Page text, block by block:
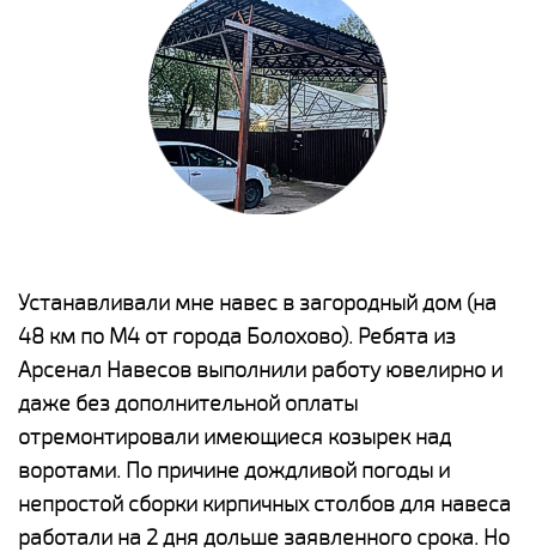
Устанавливали мне навес в загородный дом (на
48 км по М4 от города Болохово). Ребята из
Арсенал Навесов выполнили работу ювелирно и
даже без дополнительной оплаты
отремонтировали имеющиеся козырек над
воротами. По причине дождливой погоды и
непростой сборки кирпичных столбов для навеса
работали на 2 дня дольше заявленного срока. Но